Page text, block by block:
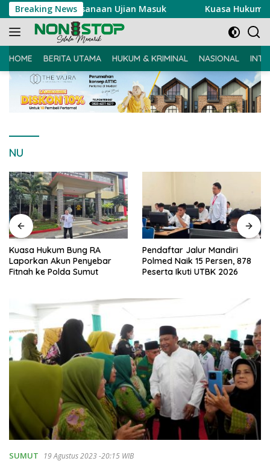
Langsung
ke
konten
Breaking News
Pelaksanaan Ujian Masuk Kuasa Hukum
HOME BERITA UTAMA HUKUM & KRIMINAL NASIONAL
NU
Kuasa Hukum Bung RA
Laporkan Akun Penyebar
Fitnah ke Polda Sumut
Pendaftar Jalur Mandiri
Polmed Naik 15 Persen, 878
Peserta Ikuti UTBK 2026
SUMUT 19 Agustus 2023 -20:15 WIB